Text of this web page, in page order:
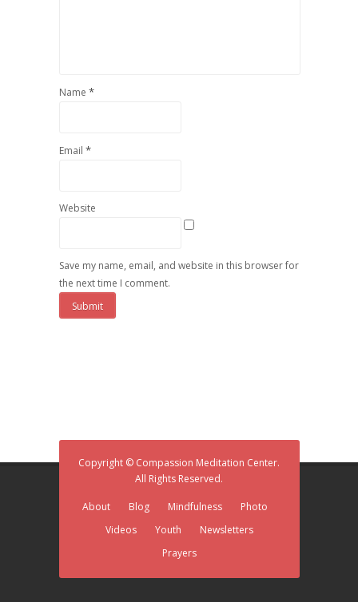
Name *
Email *
Website
Save my name, email, and website in this browser for
the next time I comment.
Copyright © Compassion Meditation Center.
All Rights Reserved.
About Blog Mindfulness
Photo
Videos
Youth
Newsletters
Prayers